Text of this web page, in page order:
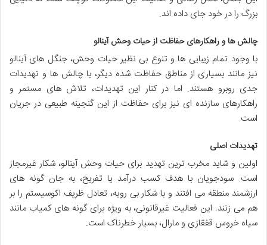
بزرگ را در خود جای داده اند.
چالش ها و راهکارهای حفاظت از حیات وحش آینالو
با وجود تمام زیبایی ها و تنوع بی نظیر حیات وحش، جنگل های آینالو
نیز مانند بسیاری از مناطق حفاظت شده دیگر، با چالش ها و تهدیدات
جدی روبرو هستند. اما در کنار این تهدیدات، تلاش های مستمر و
راهکارهای سازنده ای نیز برای حفاظت از این گنجینه طبیعی در جریان
است.
تهدیدات اصلی
اولین و شاید مخرب ترین تهدید برای حیات وحش آینالو، شکار غیرمجاز
است. سودجویان با هدف کسب درآمد یا تفریح، به جان گونه های
ارزشمند منطقه می افتند و با شکار بی رویه، تعادل ظریف اکوسیستم را بر
هم می زنند. این فعالیت غیرقانونی، به ویژه برای گونه های کمیاب مانند
سیاه خروس قفقازی و مارال، بسیار خطرناک است.